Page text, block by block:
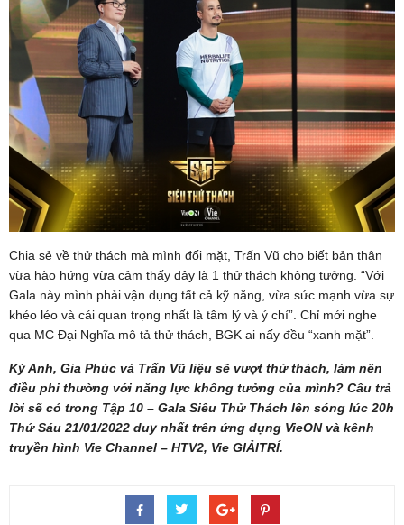
Chia sẻ về thử thách mà mình đối mặt, Trấn Vũ cho biết bản thân
vừa hào hứng vừa cảm thấy đây là 1 thử thách không tưởng. “Với
Gala này mình phải vận dụng tất cả kỹ năng, vừa sức mạnh vừa sự
khéo léo và cái quan trọng nhất là tâm lý và ý chí”. Chỉ mới nghe
qua MC Đại Nghĩa mô tả thử thách, BGK ai nấy đều “xanh mặt”.
Kỳ Anh, Gia Phúc và Trấn Vũ liệu sẽ vượt thử thách, làm nên
điều phi thường với năng lực không tưởng của mình? Câu trả
lời sẽ có trong Tập 10 – Gala Siêu Thử Thách lên sóng lúc 20h
Thứ Sáu 21/01/2022 duy nhất trên ứng dụng VieON và kênh
truyền hình Vie Channel – HTV2, Vie GIẢITRÍ.